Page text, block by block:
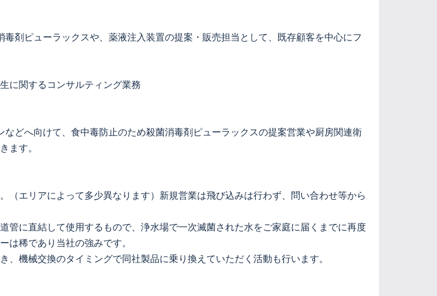
剤ピューラックスや、薬液注入装置の提案・販売担当として、既存顧客を中心にフ
に関するコンサルティング業務
どへ向けて、食中毒防止のため殺菌消毒剤ピューラックスの提案営業や厨房関連衛
ます。
（エリアによって多少異なります）新規営業は飛び込みは行わず、問い合わせ等から
管に直結して使用するもので、浄水場で一次滅菌された水をご家庭に届くまでに再度
は稀であり当社の強みです。
機械交換のタイミングで同社製品に乗り換えていただく活動も行います。